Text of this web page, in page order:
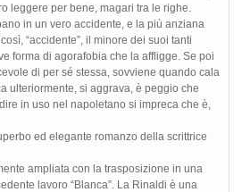
leggere per bene, magari tra le righe.
in un vero accidente, e la più anziana
“accidente”, il minore dei suoi tanti
forma di agorafobia che la affligge. Se poi
di per sé stessa, sovviene quando cala
ulteriormente, si aggrava, è peggio che
in uso nel napoletano si impreca che è,
ed elegante romanzo della scrittrice
ampliata con la trasposizione in una
lavoro “Blanca”. La Rinaldi è una